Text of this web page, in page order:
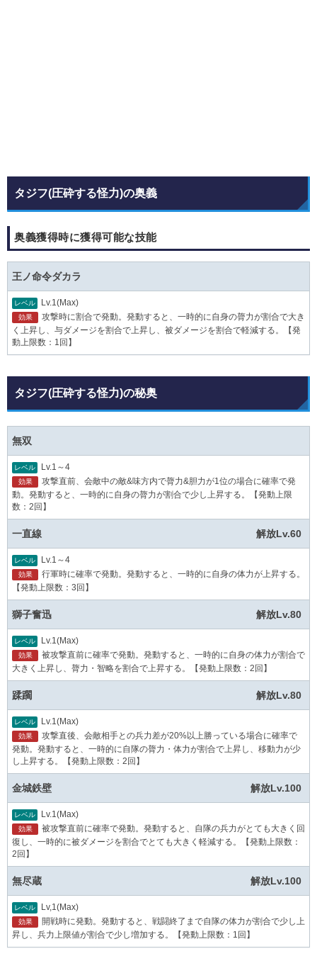
タジフ(圧砕する怪力)の奥義
奥義獲得時に獲得可能な技能
王ノ命令ダカラ
レベル Lv.1(Max)
効果
攻撃時に割合で発動。発動すると、一時的に自身の膂力が割合で大き
く上昇し、与ダメージを割合で上昇し、被ダメージを割合で軽減する。【発
動上限数：1回】
タジフ(圧砕する怪力)の秘奥
無双
レベル Lv.1～4
効果
攻撃直前、会敵中の敵&味方内で膂力&胆力が1位の場合に確率で発
動。発動すると、一時的に自身の膂力が割合で少し上昇する。【発動上限
数：2回】
一直線 解放Lv.60
レベル Lv.1～4
効果
行軍時に確率で発動。発動すると、一時的に自身の体力が上昇する。
【発動上限数：3回】
獅子奮迅 解放Lv.80
レベル Lv.1(Max)
効果
被攻撃直前に確率で発動。発動すると、一時的に自身の体力が割合で
大きく上昇し、膂力・智略を割合で上昇する。【発動上限数：2回】
蹂躙 解放Lv.80
レベル Lv.1(Max)
効果
攻撃直後、会敵相手との兵力差が20%以上勝っている場合に確率で
発動。発動すると、一時的に自隊の膂力・体力が割合で上昇し、移動力が少
し上昇する。【発動上限数：2回】
金城鉄壁 解放Lv.100
レベル Lv.1(Max)
効果
被攻撃直前に確率で発動。発動すると、自隊の兵力がとても大きく回
復し、一時的に被ダメージを割合でとても大きく軽減する。【発動上限数：
2回】
無尽蔵 解放Lv.100
レベル Lv,1(Max)
効果
開戦時に発動。発動すると、戦闘終了まで自隊の体力が割合で少し上
昇し、兵力上限値が割合で少し増加する。【発動上限数：1回】